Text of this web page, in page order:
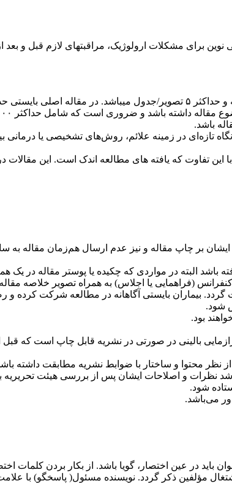
برای مشکلات ارولوژیک، مراقبت­های لازم قبل و بعد
باشد.
بر چاپ مقاله و نیز عدم ارسال هم‌زمان مقاله به
باشد البته در مواردی که چکیده یا پوستر مقاله در
(فراهمایی یا اجلاس) به همراه تصویر خلاصه مقاله
اخلاق پزشکی بایستی رعایت گردد. بیماران بایستی آگاهانه در
شود.
بود.
کارازمایی بالینی در صورتی در نشریه قابل چاپ است
نظر محتوا و ساختار با ضوابط نشریه مطابقت داشته
نظرات و اصلاحات ایشان پس از بررسی هیئت تحریریه
.
می‌باشد.
باید در عین اختصار، گویا باشد. از بکار بردن کلمات
مؤلفین ذکر گردد. نویسنده مسئول( پاسخگو)